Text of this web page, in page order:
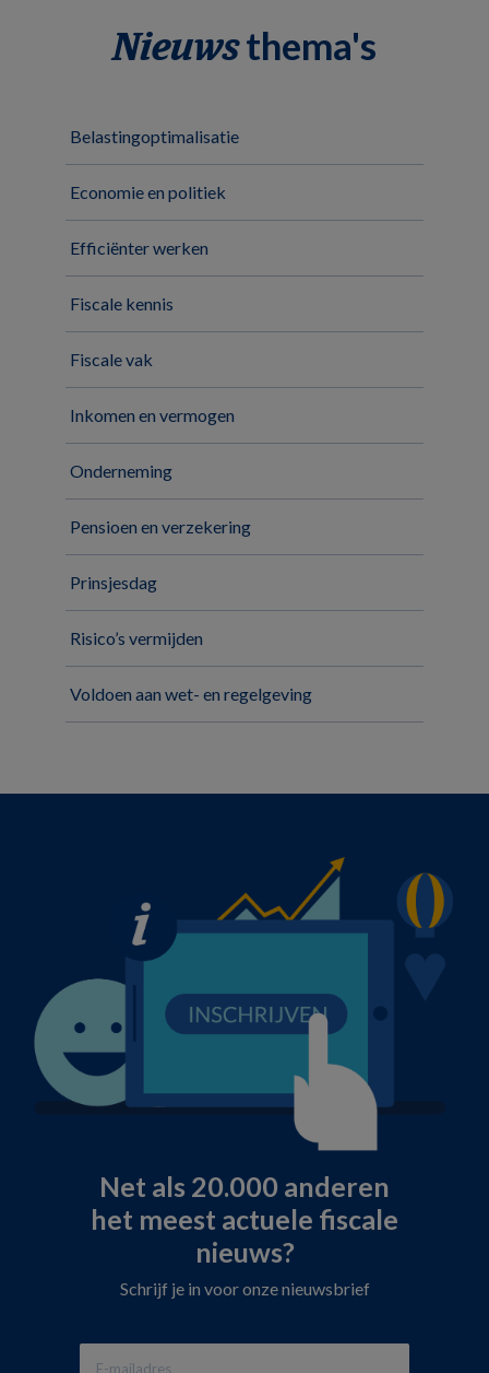
Nieuwsthema's
Belastingoptimalisatie
Economie en politiek
Efficiënter werken
Fiscale kennis
Fiscale vak
Inkomen en vermogen
Onderneming
Pensioen en verzekering
Prinsjesdag
Risico’s vermijden
Voldoen aan wet- en regelgeving
Net als 20.000 anderen
het meest actuele fiscale
nieuws?
Schrijf je in voor onze nieuwsbrief